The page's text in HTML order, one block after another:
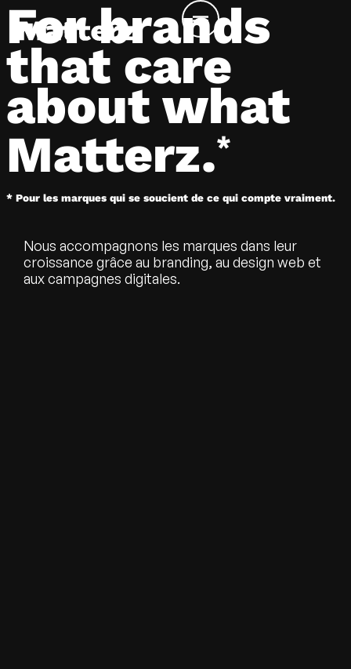
For brands
that care
about what
Matterz.*
* Pour les marques qui se soucient de ce qui compte vraiment.
Nous accompagnons les marques dans leur
croissance grâce au branding, au design web et
aux campagnes digitales.